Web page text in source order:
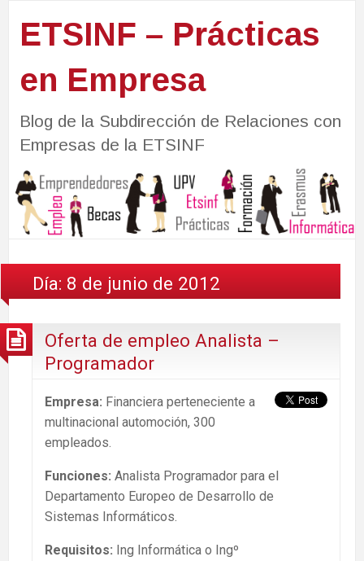
ETSINF – Prácticas
en Empresa
Blog de la Subdirección de Relaciones con
Empresas de la ETSINF
Día: 8 de junio de 2012
Oferta de empleo Analista –
Programador
Empresa: Financiera perteneciente a
multinacional automoción, 300
empleados.
Funciones: Analista Programador para el
Departamento Europeo de Desarrollo de
Sistemas Informáticos.
Requisitos: Ing Informática o Ingº